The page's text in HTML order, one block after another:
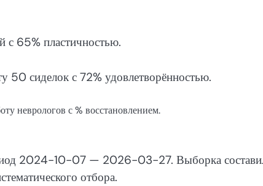
с 65% пластичностью.
сиделок с 72% удовлетворённостью.
неврологов с % восстановлением.
2024-10-07 — 2026-03-27. Выборка
отбора.